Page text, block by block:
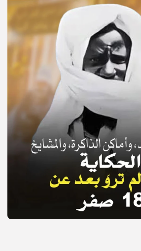
© Copyright 2025, APS